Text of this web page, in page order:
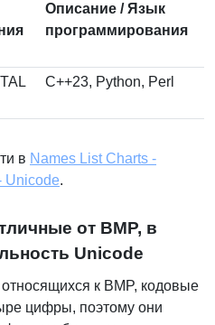
Описание / Язык
программирования
C++23, Python, Perl
в Names List Charts -
Unicode.
от BMP, в
Unicode
к BMP, кодовые
цифры, поэтому они